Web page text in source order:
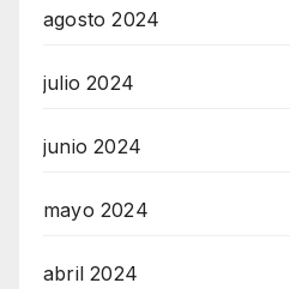
agosto 2024
julio 2024
junio 2024
mayo 2024
abril 2024